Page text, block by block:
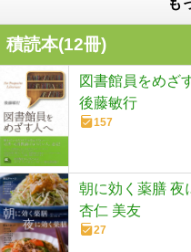
積読本(12冊)
図書館員をめざ
後藤敏行
157
朝に効く薬膳 夜
杏仁 美友
27